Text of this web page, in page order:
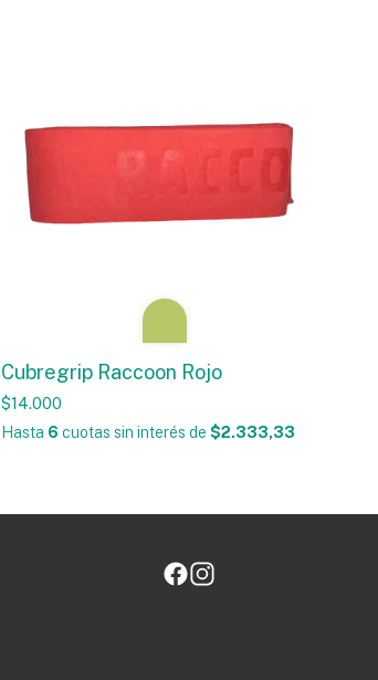
Cubregrip Raccoon Rojo
$14.000
Hasta 6 cuotas sin interés de $2.333,33